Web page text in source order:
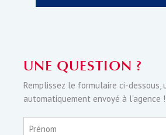
UNE QUESTION ?
Remplissez le formulaire ci-dessous,
automatiquement envoyé à l'agence !
Prénom